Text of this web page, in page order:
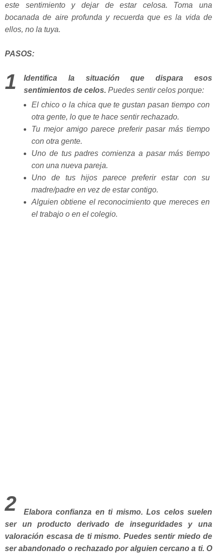
este sentimiento y dejar de estar celosa. Toma una
bocanada de aire profunda y recuerda que es la vida de
ellos, no la tuya.
PASOS:
1
Identifica la situación que dispara esos
sentimientos de celos. Puedes sentir celos porque:
El chico o la chica que te gustan pasan tiempo con
otra gente, lo que te hace sentir rechazado.
Tu mejor amigo parece preferir pasar más tiempo
con otra gente.
Uno de tus padres comienza a pasar más tiempo
con una nueva pareja.
Uno de tus hijos parece preferir estar con su
madre/padre en vez de estar contigo.
Alguien obtiene el reconocimiento que mereces en
el trabajo o en el colegio.
2 Elabora confianza en ti mismo. Los celos suelen
ser un producto derivado de inseguridades y una
valoración escasa de ti mismo. Puedes sentir miedo de
ser abandonado o rechazado por alguien cercano a ti. O